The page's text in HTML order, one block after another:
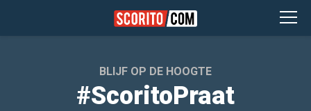
BLIJF OP DE HOOGTE
#ScoritoPraat